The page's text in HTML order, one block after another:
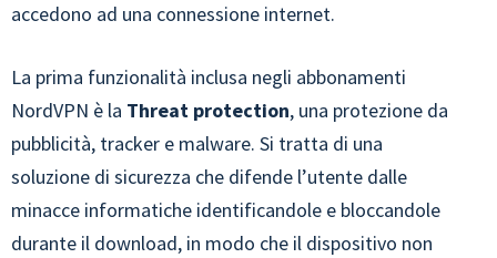
accedono ad una connessione internet.
La prima funzionalità inclusa negli abbonamenti
NordVPN è la Threat protection, una protezione da
pubblicità, tracker e malware. Si tratta di una
soluzione di sicurezza che difende l’utente dalle
minacce informatiche identificandole e bloccandole
durante il download, in modo che il dispositivo non